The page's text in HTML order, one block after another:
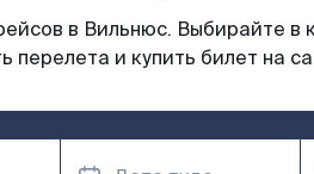
в Вильнюс. Выбирайте в
перелета и купить билет на